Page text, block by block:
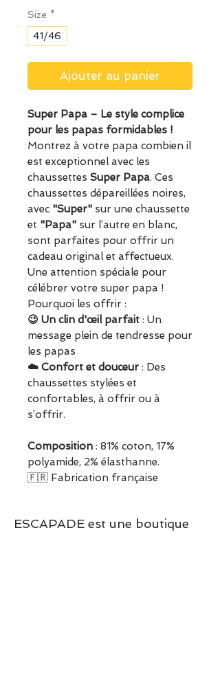
Size *
41/46
Ajouter au panier
Super Papa – Le style complice
pour les papas formidables !
Montrez à votre papa combien il
est exceptionnel avec les
chaussettes Super Papa. Ces
chaussettes dépareillées noires,
avec "Super" sur une chaussette
et "Papa" sur l’autre en blanc,
sont parfaites pour offrir un
cadeau original et affectueux.
Une attention spéciale pour
célébrer votre super papa !
Pourquoi les offrir :
😉 Un clin d'œil parfait : Un
message plein de tendresse pour
les papas
☁️ Confort et douceur : Des
chaussettes stylées et
confortables, à offrir ou à
s’offrir.
Composition : 81% coton, 17%
polyamide, 2% élasthanne.
🇫🇷 Fabrication française
ESCAPADE est une boutique